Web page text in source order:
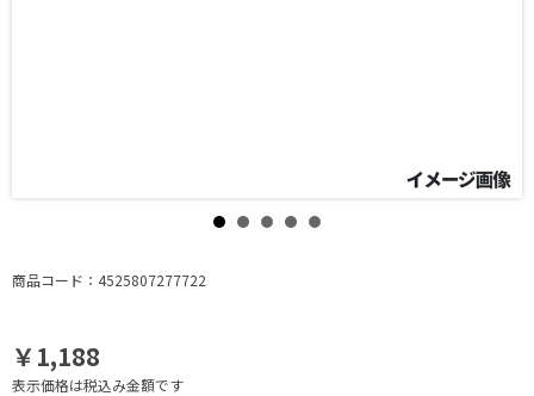
商品コード：4525807277722
￥1,188
表示価格は税込み金額です